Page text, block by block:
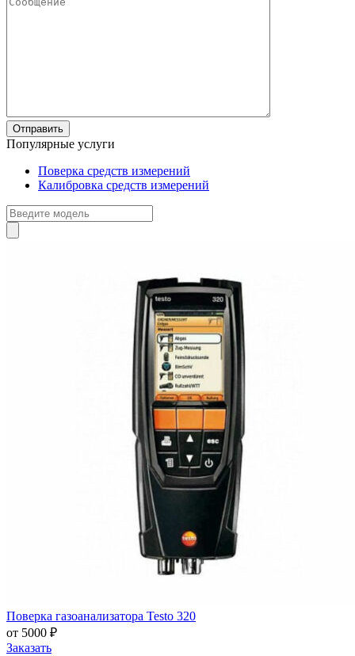
Популярные услуги
Поверка средств измерений
Калибровка средств измерений
Поверка газоанализатора Testo 320
от 5000 ₽
Заказать